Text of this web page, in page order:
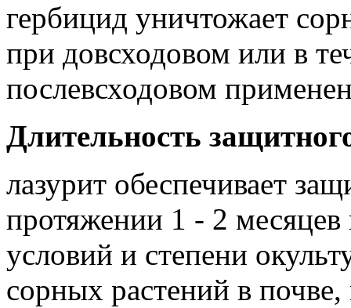
гербицид уничтожает
при довсходовом или в
послевсходовом
Длительность
лазурит обеспечивает
протяжении 1 - 2
условий и степени
сорных растений в